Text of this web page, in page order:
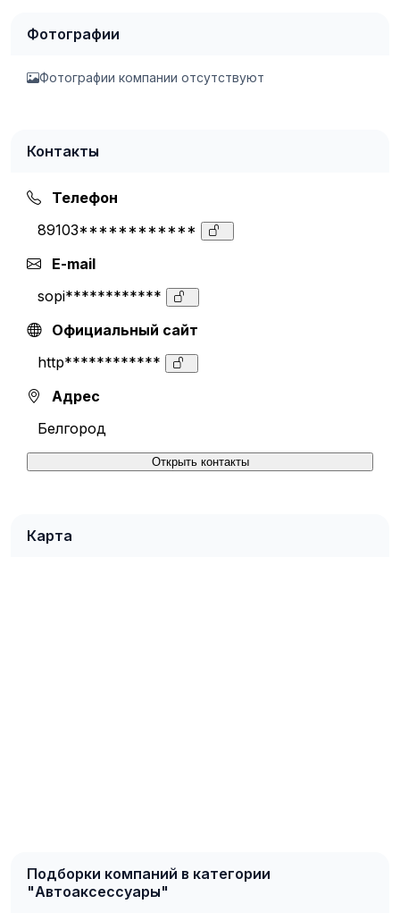
Фотографии
Фотографии компании отсутствуют
Контакты
Телефон
89103************
E-mail
sopi************
Официальный сайт
http************
Адрес
Белгород
Открыть контакты
Карта
Подборки компаний в категории
"Автоаксессуары"